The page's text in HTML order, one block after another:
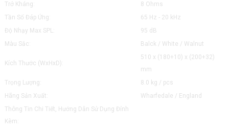
Trở Kháng:
8 Ohms
Tần Số Đáp Ứng:
65 Hz - 20 kHz
Độ Nhạy Max SPL:
95 dB
Màu Sắc:
Balck / White / Walnut
Kích Thước (WxHxD):
510 x (180+10) x (200+32)
mm
Trọng Lượng:
8.0 kg / pcs
Hãng Sản Xuất:
Wharfedale / England
Thông Tin Chi Tiết, Hướng Dẫn Sử Dụng Đính
Kèm: